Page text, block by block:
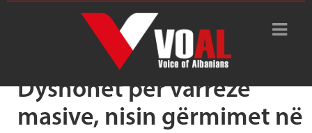
Tag Archive: Shtaval
Dyshohet për varrezë
masive, nisin gërmimet në